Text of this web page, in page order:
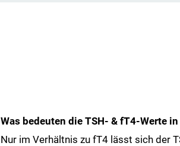
Was bedeuten die TSH- & fT4-Werte
Nur im Verhältnis zu fT4 lässt sich der